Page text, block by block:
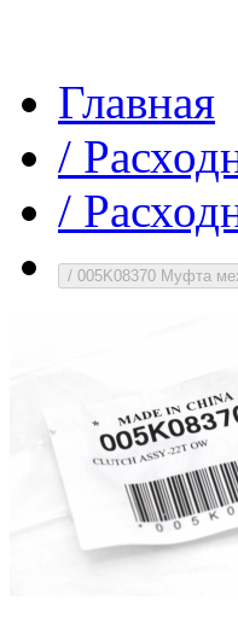
Главная
/
/
/ 005K08370 Муфта